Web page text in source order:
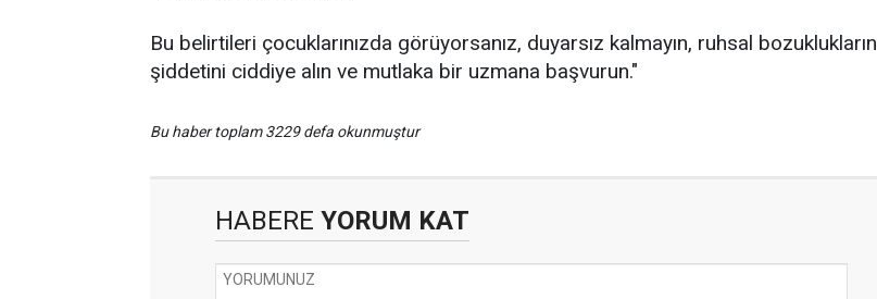
Bu belirtileri çocuklarınızda görüyorsanız, duyarsız kalmayın, ruhsal bozuklukların
şiddetini ciddiye alın ve mutlaka bir uzmana başvurun."
Bu haber toplam 3229 defa okunmuştur
HABERE YORUM KAT